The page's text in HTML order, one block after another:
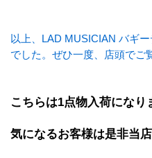
以上、LAD MUSICIAN バギ
でした。ぜひ一度、店頭でご
こちらは1点物入荷になり
気になるお客様は是非当店